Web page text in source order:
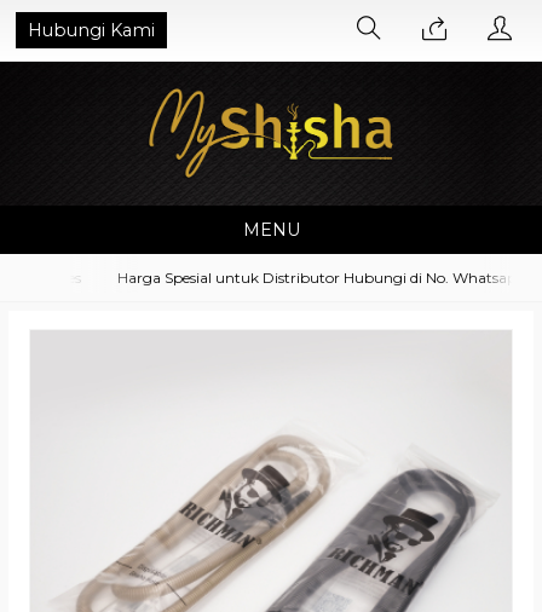
Hubungi Kami
MENU
Harga Spesial untuk Distributor Hubungi di No. Whatsapp